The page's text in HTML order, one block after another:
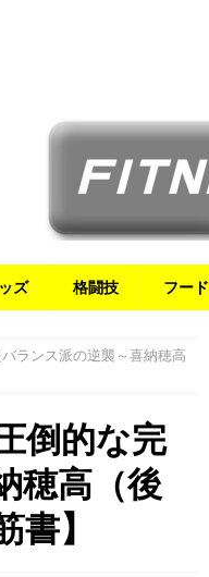
ズ 格闘技 フード
ランス派の逆襲～喜納穂高
倒的な完
穂高（後
】